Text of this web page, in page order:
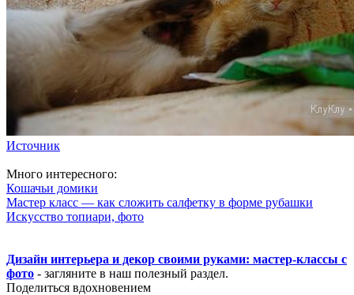
Источник
Много интересного:
Кошачьи домики
Мастер класс — как сложить салфетку в форме рубашки
Искусство топиари, фото
Дизайн интерьера и декор своими руками: мастер-классы с
фото - загляните в наш полезный раздел.
Поделиться вдохновением